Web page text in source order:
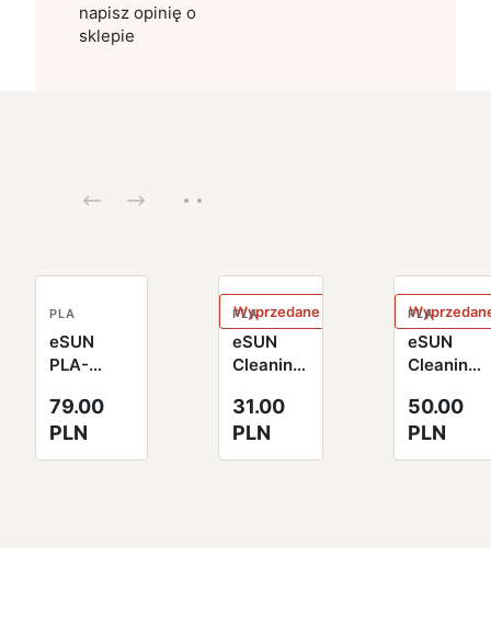
napisz opinię o
sklepie
PLA
eSUN
PLA-
Filament
1.75mm
1000g
79.00
PLN
Wyprzedane
PLA
eSUN
Cleaning
2.85mm
100g
naturalny
31.00
PLN
PLA
eSUN
Cleaning
1.75mm
100g
naturalny
50.00
PLN